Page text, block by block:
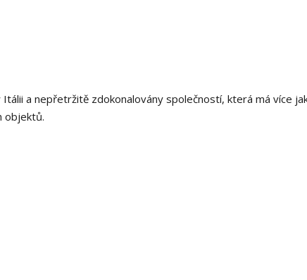
a nepřetržitě zdokonalovány společností, která má více
objektů.